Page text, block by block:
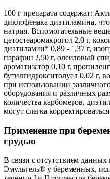
100 г препарата содержат:
диклофенака диэтиламина,
натрия. Вспомогательные
цетостеаромакрогол 2,0 г,
диэтиламин* 0,89 - 1,37 г,
парафин 2,50 г, олеиловый
ароматизатор 0,10 г,
бутилгидрокситолуол 0,02 г,
при использовании
оборудования и различных
количества карбомеров,
могут слегка
Применение при
грудью
В связи с отсутствием
Эмульгель® у беременных,